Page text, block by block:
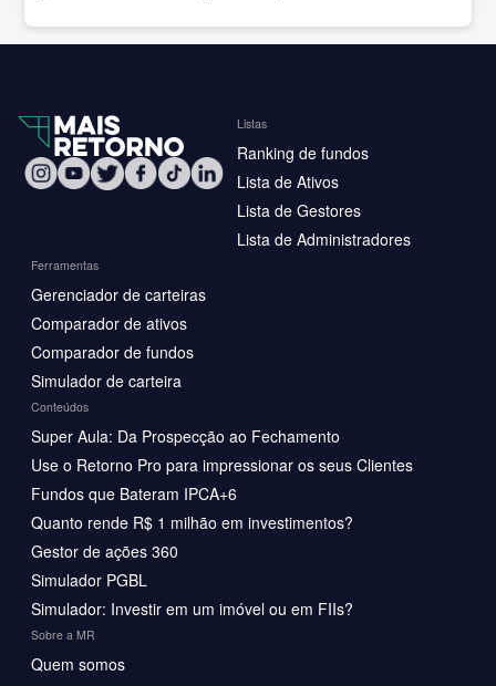
Listas
Ranking de fundos
Lista de Ativos
Lista de Gestores
Lista de Administradores
Ferramentas
Gerenciador de carteiras
Comparador de ativos
Comparador de fundos
Simulador de carteira
Conteúdos
Super Aula: Da Prospecção ao Fechamento
Use o Retorno Pro para impressionar os seus Clientes
Fundos que Bateram IPCA+6
Quanto rende R$ 1 milhão em investimentos?
Gestor de ações 360
Simulador PGBL
Simulador: Investir em um imóvel ou em FIIs?
Sobre a MR
Quem somos